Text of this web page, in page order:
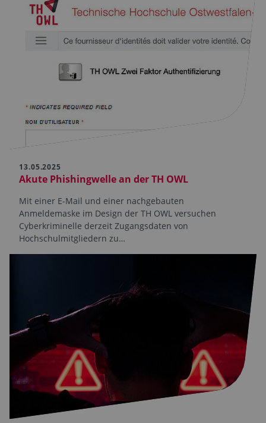
13.05.2025
Akute Phishingwelle an der TH OWL
Mit einer E-Mail und einer nachgebauten
Anmeldemaske im Design der TH OWL versuchen
Cyberkriminelle derzeit Zugangsdaten von
Hochschulmitgliedern zu…